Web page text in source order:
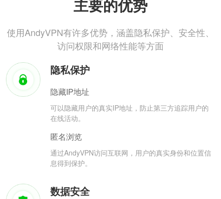
主要的优势
使用AndyVPN有许多优势，涵盖隐私保护、安全性、
访问权限和网络性能等方面
隐私保护
隐藏IP地址
可以隐藏用户的真实IP地址，防止第三方追踪用户的
在线活动。
匿名浏览
通过AndyVPN访问互联网，用户的真实身份和位置信
息得到保护。
数据安全